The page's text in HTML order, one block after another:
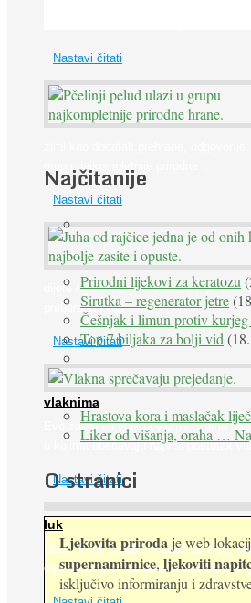
Nastavi čitati
grupu najkompletnije prirodne ...
Nastavi čitati
dijete i gladovanje, no srećom po nas
pretjeranu želju ...
Nastavi čitati
vlaknima
Evo zašto su vlakna važna i zašto
u kojima obećavaju najviši postotak
Nastavi čitati
luk
Muče li vas tegobe vezane uz srce,
dijabetičara u kasnijem stadiju bolesti,
Najčitanije
Prirodni lijekovi za keratozu
Sirutka – regenerator jetre
Češnjak i limun protiv kurjeg
Top 7 biljaka za bolji vid
Hrastova kora i maslačak
Liker od višanja, oraha …
O stranici
Ljekovita prirodaje web
supernamirnice,ljekoviti
isključivo informiranju i